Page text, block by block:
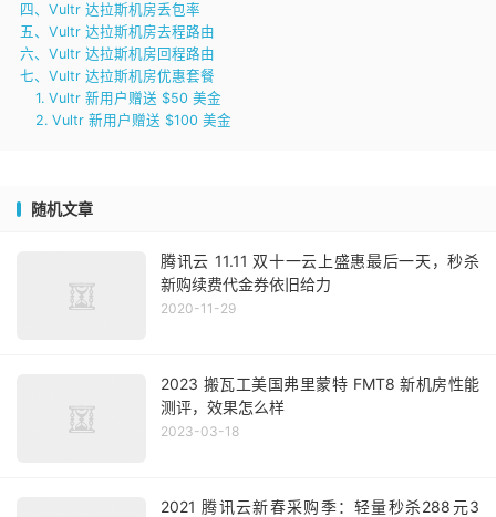
四、Vultr 达拉斯机房丢包率
五、Vultr 达拉斯机房去程路由
六、Vultr 达拉斯机房回程路由
七、Vultr 达拉斯机房优惠套餐
1. Vultr 新用户赠送 $50 美金
2. Vultr 新用户赠送 $100 美金
随机文章
腾讯云 11.11 双十一云上盛惠最后一天，秒杀
新购续费代金券依旧给力
2020-11-29
2023 搬瓦工美国弗里蒙特 FMT8 新机房性能
测评，效果怎么样
2023-03-18
2021 腾讯云新春采购季：轻量秒杀288元3